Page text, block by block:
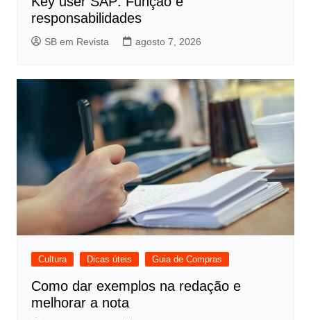
responsabilidades
SB em Revista agosto 7, 2026
Cultura Dicas úteis Guia de Compras
Como dar exemplos na redação e
melhorar a nota